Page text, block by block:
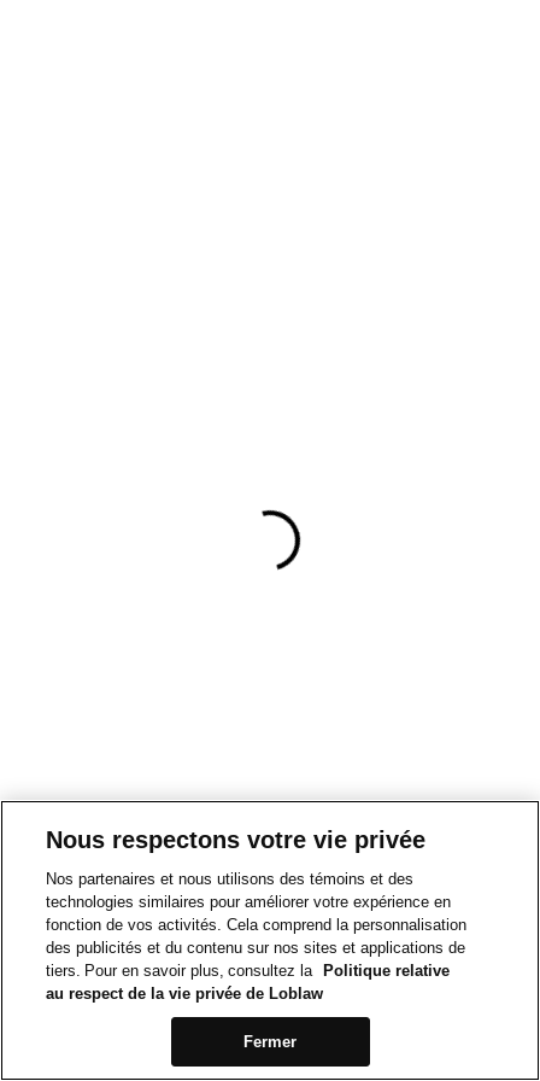
Nous respectons votre vie privée
Nos partenaires et nous utilisons des témoins et des
technologies similaires pour améliorer votre expérience en
fonction de vos activités. Cela comprend la personnalisation
des publicités et du contenu sur nos sites et applications de
tiers. Pour en savoir plus, consultez la
Politique relative
au respect de la vie privée de Loblaw
Fermer